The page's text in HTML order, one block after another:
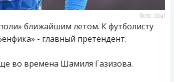
Фото: Goal
ближайшим летом. К футболисту
- главный претендент.
во времена Шамиля Газизова.